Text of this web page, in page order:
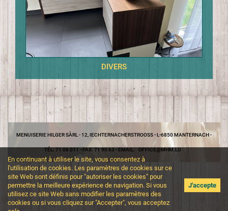
En continuant à utiliser le site, vous consentez à
l'utilisation de cookies. Les paramètres de cookies sur ce
site Web sont définis pour "autoriser les cookies" pour
permettre la meilleure expérience de navigation. Si vous
utilisez ce site Web sans modifier les paramètres des
cookies ou si vous cliquez sur "Accepter", vous acceptez
J'accepte
DIVERS
MENUISERIE HILGER SÀRL - 12, IECHTERNACHERSTROOSS - L-6850 MANTERNACH -
TÉL: 71 06 011 - FAX: 71 90 63 - EMAIL: OFFICE@MHM.LU